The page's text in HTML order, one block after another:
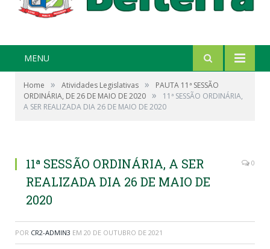
MENU
Home » Atividades Legislativas »
PAUTA 11ª SESSÃO
ORDINÁRIA, DE 26 DE MAIO DE 2020 »
11ª SESSÃO ORDINÁRIA,
A SER REALIZADA DIA 26 DE MAIO DE 2020
11ª SESSÃO ORDINÁRIA, A SER
REALIZADA DIA 26 DE MAIO DE
2020
0
POR CR2-ADMIN3 EM 20 DE OUTUBRO DE 2021